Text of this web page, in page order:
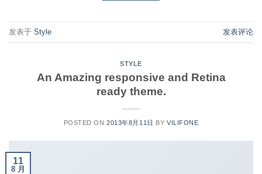
发表于 Style 发表评论
STYLE
An Amazing responsive and Retina
ready theme.
POSTED ON2013年8月11日 BY VILIFONE
11
8 月